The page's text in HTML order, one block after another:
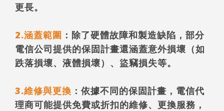
更長。
2.涵蓋範圍 ：除了硬體故障和製造缺陷，部分
電信公司提供的保固計畫還涵蓋意外損壞（如
跌落損壞、液體損壞）、盜竊損失等。
3.維修與更換 ：依據不同的保固計畫，電信代
理商可能提供免費或折扣的維修、更換服務，